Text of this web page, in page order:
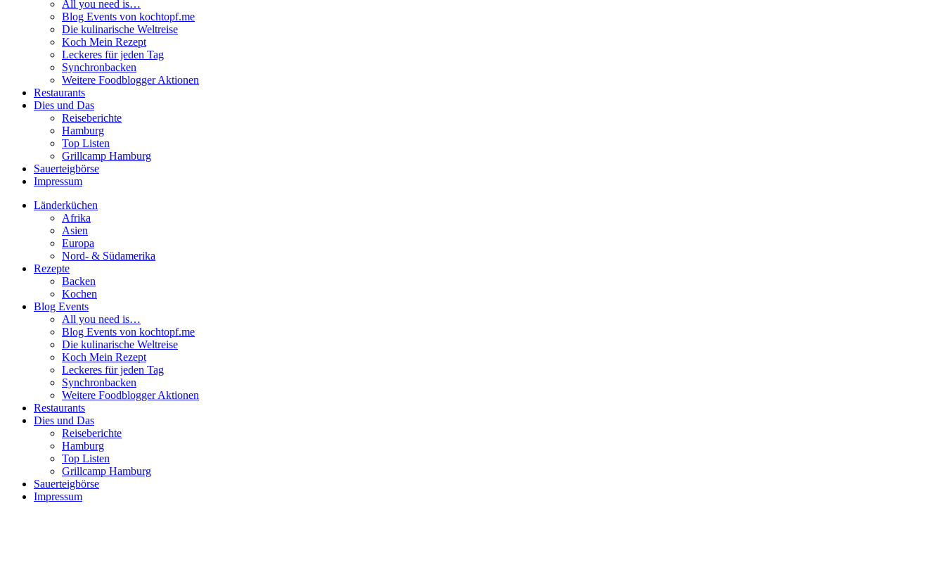
All you need is…
Blog Events von kochtopf.me
Die kulinarische Weltreise
Koch Mein Rezept
Leckeres für jeden Tag
Synchronbacken
Weitere Foodblogger Aktionen
Restaurants
Dies und Das
Reiseberichte
Hamburg
Top Listen
Grillcamp Hamburg
Sauerteigbörse
Impressum
Länderküchen
Afrika
Asien
Europa
Nord- & Südamerika
Rezepte
Backen
Kochen
Blog Events
All you need is…
Blog Events von kochtopf.me
Die kulinarische Weltreise
Koch Mein Rezept
Leckeres für jeden Tag
Synchronbacken
Weitere Foodblogger Aktionen
Restaurants
Dies und Das
Reiseberichte
Hamburg
Top Listen
Grillcamp Hamburg
Sauerteigbörse
Impressum